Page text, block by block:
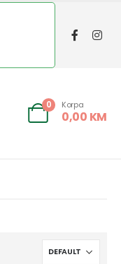
0 Korpa
0,00 KM